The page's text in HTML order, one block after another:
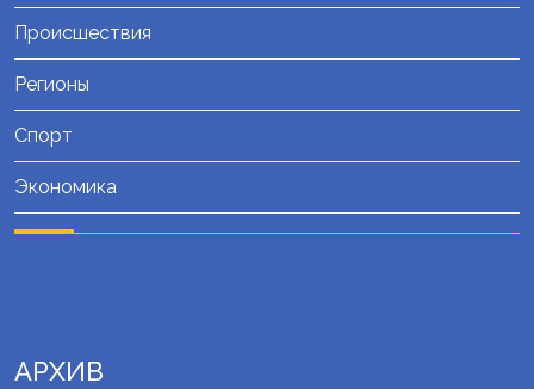
Происшествия
Регионы
Спорт
Экономика
АРХИВ